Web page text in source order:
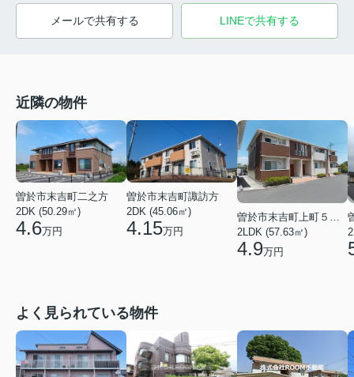
メールで共有する LINEで共有する
近隣の物件
曽於市末吉町二之方
2DK (50.29㎡)
4.6万円
曽於市末吉町諏訪方
2DK (45.06㎡)
4.15万円
2LDK (57.63㎡)
4.9万円
よく見られている物件